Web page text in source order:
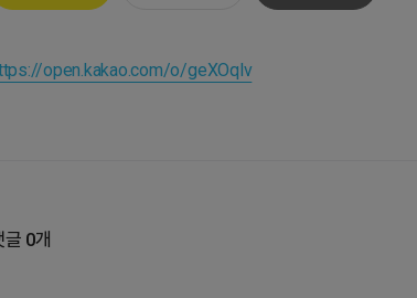
open.kakao.com/o/geXOqlv
글 0개